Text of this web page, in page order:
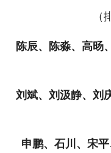
陈辰、陈淼、高旸
刘斌、刘汲静、刘
申鹏、石川、宋